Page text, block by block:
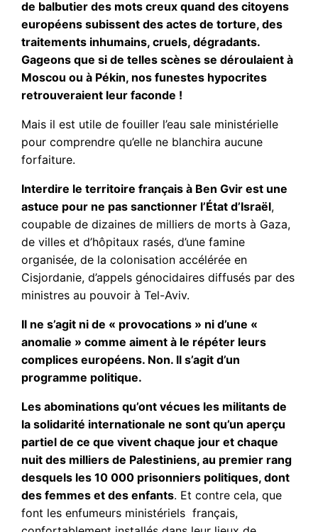
de balbutier des mots creux quand des citoyens
européens subissent des actes de torture, des
traitements inhumains, cruels, dégradants.
Gageons que si de telles scènes se déroulaient à
Moscou ou à Pékin, nos funestes hypocrites
retrouveraient leur faconde !
Mais il est utile de fouiller l’eau sale ministérielle
pour comprendre qu’elle ne blanchira aucune
forfaiture.
Interdire le territoire français à Ben Gvir est une
astuce pour ne pas sanctionner l’État d’Israël,
coupable de dizaines de milliers de morts à Gaza,
de villes et d’hôpitaux rasés, d’une famine
organisée, de la colonisation accélérée en
Cisjordanie, d’appels génocidaires diffusés par des
ministres au pouvoir à Tel-Aviv.
Il ne s’agit ni de « provocations » ni d’une «
anomalie » comme aiment à le répéter leurs
complices européens. Non. Il s’agit d’un
programme politique.
Les abominations qu’ont vécues les militants de
la solidarité internationale ne sont qu’un aperçu
partiel de ce que vivent chaque jour et chaque
nuit des milliers de Palestiniens, au premier rang
desquels les 10 000 prisonniers politiques, dont
des femmes et des enfants. Et contre cela, que
font les enfumeurs ministériels français,